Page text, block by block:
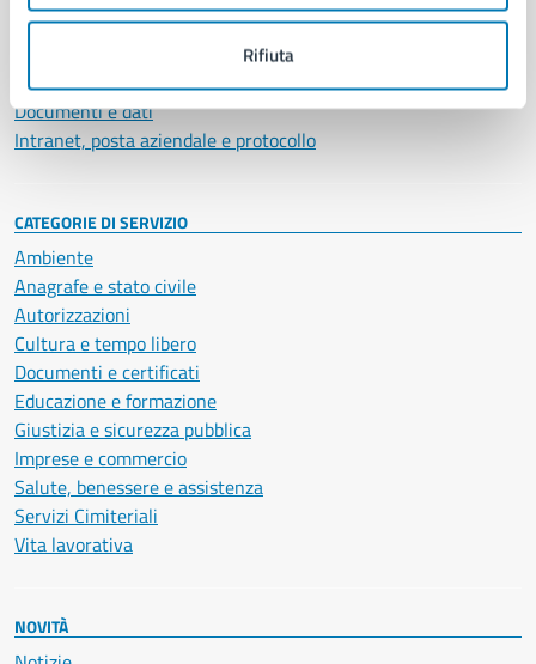
Rifiuta
Enti e fondazioni
Personale amministrativo
Documenti e dati
Intranet, posta aziendale e protocollo
CATEGORIE DI SERVIZIO
Ambiente
Anagrafe e stato civile
Autorizzazioni
Cultura e tempo libero
Documenti e certificati
Educazione e formazione
Giustizia e sicurezza pubblica
Imprese e commercio
Salute, benessere e assistenza
Servizi Cimiteriali
Vita lavorativa
NOVITÀ